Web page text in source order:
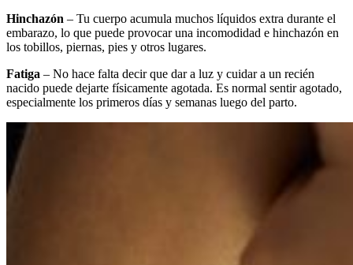
Hinchazón – Tu cuerpo acumula muchos líquidos extra durante el
embarazo, lo que puede provocar una incomodidad e hinchazón en
los tobillos, piernas, pies y otros lugares.
Fatiga – No hace falta decir que dar a luz y cuidar a un recién
nacido puede dejarte físicamente agotada. Es normal sentir agotado,
especialmente los primeros días y semanas luego del parto.